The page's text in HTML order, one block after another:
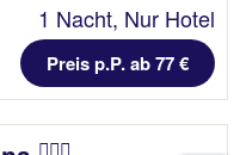
1 Nacht, Nur Hotel
Preis p.P. ab 77 €